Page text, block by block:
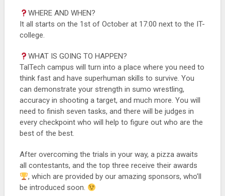
WHERE AND WHEN?
It all starts on the 1st of October at 17:00 next to the IT-
college.
WHAT IS GOING TO HAPPEN?
TalTech campus will turn into a place where you need to
think fast and have superhuman skills to survive. You
can demonstrate your strength in sumo wrestling,
accuracy in shooting a target, and much more. You will
need to finish seven tasks, and there will be judges in
every checkpoint who will help to figure out who are the
best of the best.
After overcoming the trials in your way, a pizza awaits
all contestants, and the top three receive their awards
, which are provided by our amazing sponsors, who’ll
be introduced soon.